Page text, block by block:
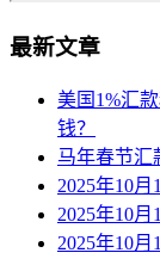
最新文章
美国1%汇
钱？
马年春节汇
2025年10
2025年10
2025年10